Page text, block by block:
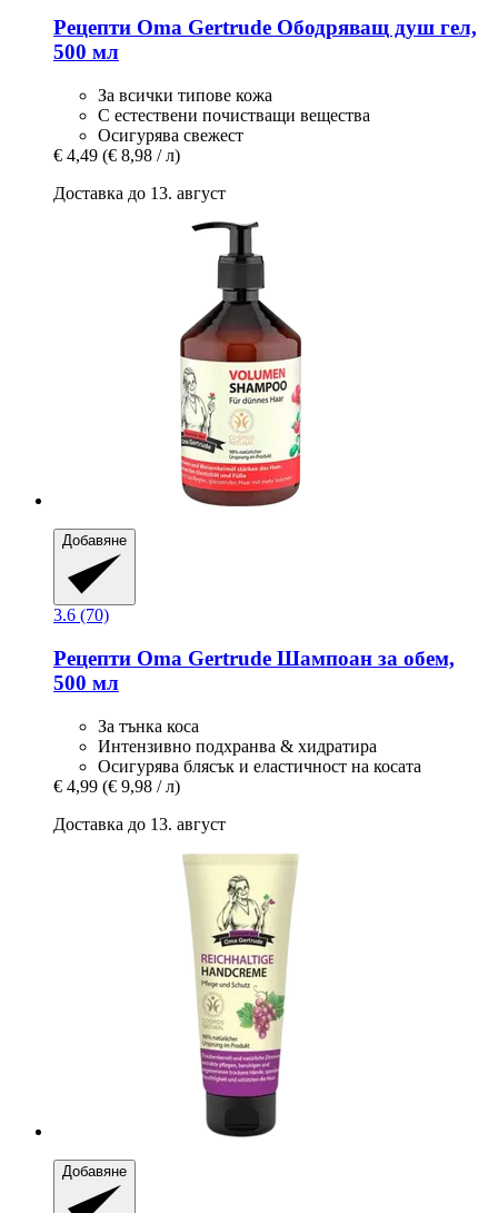
Рецепти Oma Gertrude Ободряващ душ гел,
500 мл
За всички типове кожа
С естествени почистващи вещества
Осигурява свежест
€ 4,49 (€ 8,98 / л)
Доставка до 13. август
Добавяне
3.6 (70)
Рецепти Oma Gertrude Шампоан за обем,
500 мл
За тънка коса
Интензивно подхранва & хидратира
Осигурява блясък и еластичност на косата
€ 4,99 (€ 9,98 / л)
Доставка до 13. август
Добавяне